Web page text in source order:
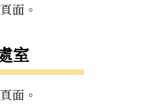
面。
室
面。